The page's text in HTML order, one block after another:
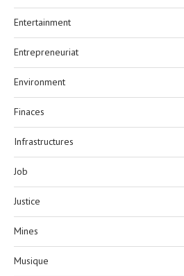
Entertainment
Entrepreneuriat
Environment
Finaces
Infrastructures
Job
Justice
Mines
Musique